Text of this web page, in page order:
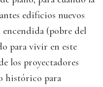
edificios nuevos
encendida (pobre del
para vivir en este
los proyectadores
histórico para